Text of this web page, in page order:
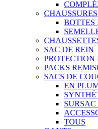
CHAUSSURES
BOTTES
SAC DE REIN
PROTECTION
PACKS
SACS DE
EN
TOUS